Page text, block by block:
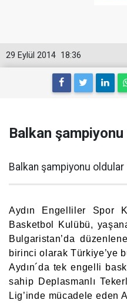
18:36
29 Eylül 2014
Balkan
Balkan şampiyonu oldular
Aydın Engelliler Spor
Basketbol Kulübü,
Bulgaristan’da
birinci olarak Türkiye’ye
Aydın´da tek engelli
sahip Deplasmanlı
Lig’inde mücadele eden